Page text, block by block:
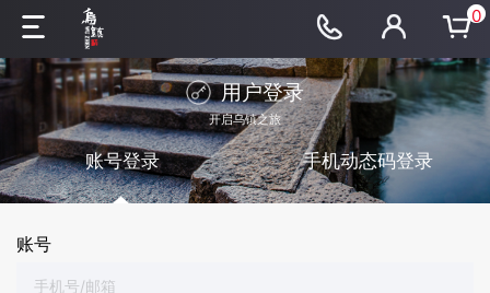
0
用户登录
开启乌镇之旅
账号登录 手机动态码登录
账号